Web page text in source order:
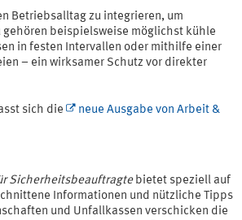
Betriebsalltag zu integrieren, um
beispielsweise möglichst kühle
in festen Intervallen oder mithilfe einer
– ein wirksamer Schutz vor direkter
sich die
neue Ausgabe von Arbeit &
Sicherheitsbeauftragte bietet speziell auf
Informationen und nützliche Tipps
und Unfallkassen verschicken die